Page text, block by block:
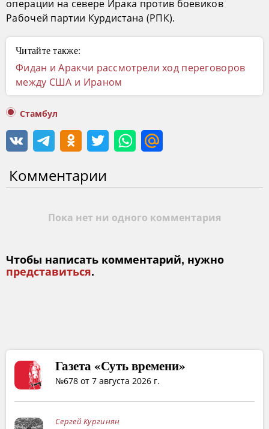
операции на севере Ирака против боевиков
Рабочей партии Курдистана (РПК).
Читайте также:
Фидан и Аракчи рассмотрели ход переговоров
между США и Ираном
Стамбул
Комментарии
Пока нет ни одного комментария
Чтобы написать комментарий, нужно
представиться.
Газета «Суть времени»
№678 от 7 августа 2026 г.
Сергей Кургинян